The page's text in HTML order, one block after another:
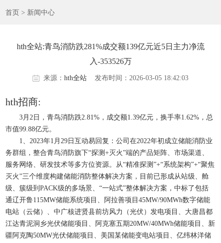
首页 > 新闻中心
hth全站:青鸟消防跌281%成交额139亿元近5日主力净流
入-353526万
来源： hth全站 发布时间：2026-03-05 18:42:03
hth招商:
3月2日，青鸟消防跌2.81%，成交额1.39亿元，换手率1.62%，总
市值99.88亿元。
1、2023年1月29日互动易回复：公司在2022年初成立储能消防业
务群组，整合青鸟消防旗下“探测+灭火”端的产品矩阵、市场渠道、
服务网络、研发技术等多方位资源。从“精准探测”+“系统架构”+“聚焦
灭火”三个维度构建储能消防整体解决方案，目前已形成从站级、舱
级、簇级到PACK级的多场景、“一站式”整体解决方案，中标了包括
通辽开鲁115MW储能系统项目、阿拉善项目45MW/90MWh数字储能
电站（云储）、中广核进贤县前坊风力（光伏）发电项目、大唐昌都
江达青泥洞乡光伏储能项目、阿克塞五期20MW/40MWh储能项目、新
疆阿克陶50MW光伏储能项目、美国某储能变电站项目、亿纬林洋储